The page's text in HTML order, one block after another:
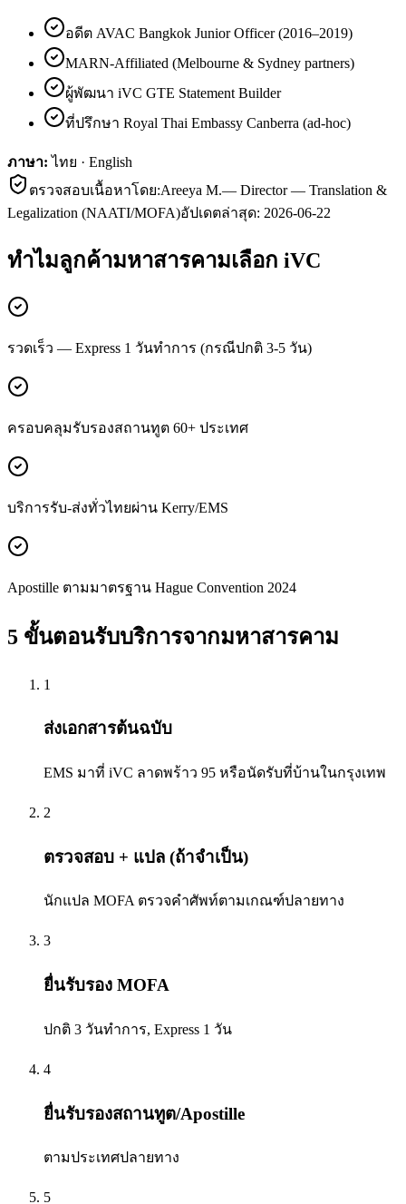
อดีต AVAC Bangkok Junior Officer (2016–2019)
MARN-Affiliated (Melbourne & Sydney partners)
ผู้พัฒนา iVC GTE Statement Builder
ที่ปรึกษา Royal Thai Embassy Canberra (ad-hoc)
ภาษา: ไทย · English
ตรวจสอบเนื้อหาโดย:Areeya M.— Director — Translation &
Legalization (NAATI/MOFA)อัปเดตล่าสุด: 2026-06-22
ทำไมลูกค้ามหาสารคามเลือก iVC
รวดเร็ว — Express 1 วันทำการ (กรณีปกติ 3-5 วัน)
ครอบคลุมรับรองสถานทูต 60+ ประเทศ
บริการรับ-ส่งทั่วไทยผ่าน Kerry/EMS
Apostille ตามมาตรฐาน Hague Convention 2024
5 ขั้นตอนรับบริการจากมหาสารคาม
1
ส่งเอกสารต้นฉบับ
EMS มาที่ iVC ลาดพร้าว 95 หรือนัดรับที่บ้านในกรุงเทพ
2
ตรวจสอบ + แปล (ถ้าจำเป็น)
นักแปล MOFA ตรวจคำศัพท์ตามเกณฑ์ปลายทาง
3
ยื่นรับรอง MOFA
ปกติ 3 วันทำการ, Express 1 วัน
4
ยื่นรับรองสถานทูต/Apostille
ตามประเทศปลายทาง
5